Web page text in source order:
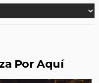
Por Aquí